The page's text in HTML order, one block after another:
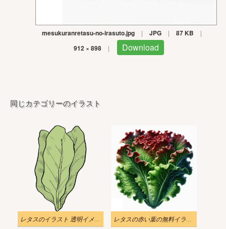
mesukuranretasu-no-irasuto.jpg | JPG | 87 KB |
912 × 898 | Download
同じカテゴリーのイラスト
レタスのイラスト 透明イメージ レタスの赤い葉の無料イラスト